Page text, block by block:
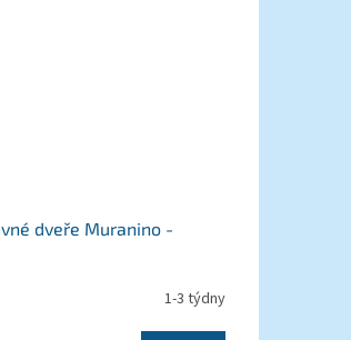
dveře Muranino -
1-3 týdny